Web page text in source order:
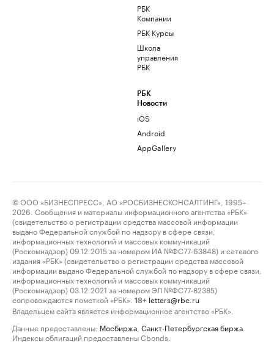
РБК
Компании
РБК Курсы
Школа
управления
РБК
РБК
Новости
iOS
Android
AppGallery
© ООО «БИЗНЕСПРЕСС», АО «РОСБИЗНЕСКОНСАЛТИНГ», 1995–
2026. Сообщения и материалы информационного агентства «РБК»
(свидетельство о регистрации средства массовой информации
выдано Федеральной службой по надзору в сфере связи,
информационных технологий и массовых коммуникаций
(Роскомнадзор) 09.12.2015 за номером ИА №ФС77-63848) и сетевого
издания «РБК» (свидетельство о регистрации средства массовой
информации выдано Федеральной службой по надзору в сфере связи,
информационных технологий и массовых коммуникаций
(Роскомнадзор) 03.12.2021 за номером ЭЛ №ФС77-82385)
сопровождаются пометкой «РБК».
18+ letters@rbc.ru
Владельцем сайта является информационное агентство «РБК».
Данные предоставлены: Мосбиржа Санкт-Петербургская биржа
Индексы облигаций предоставлены Cbonds.